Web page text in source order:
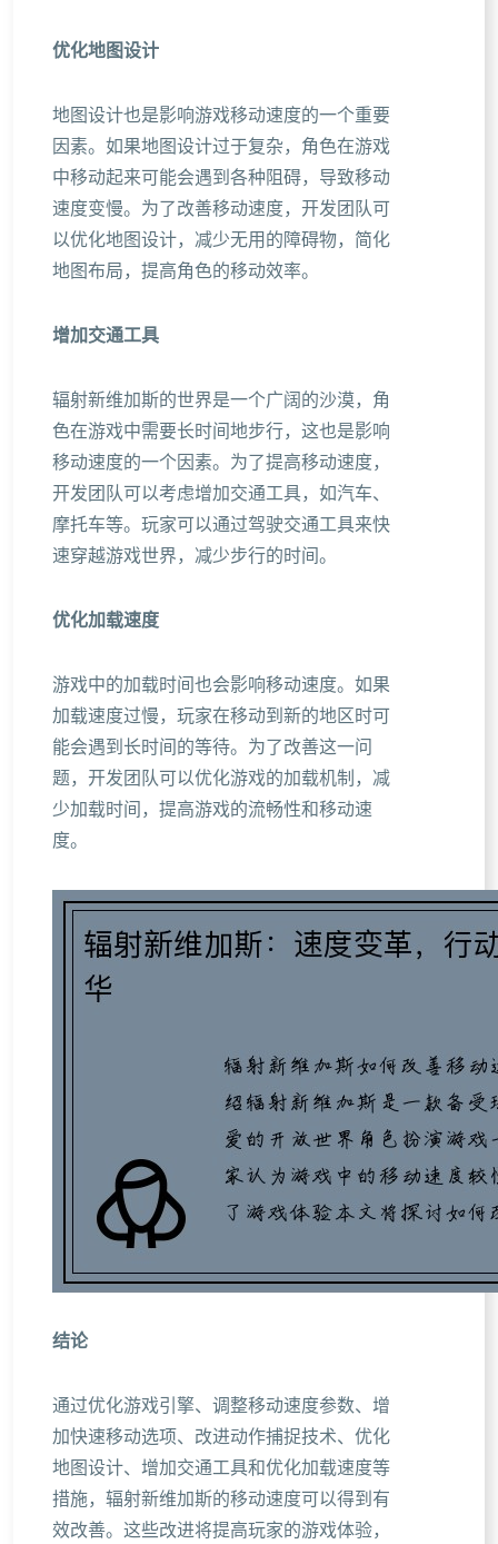
优化地图设计
地图设计也是影响游戏移动速度的一个重要
因素。如果地图设计过于复杂，角色在游戏
中移动起来可能会遇到各种阻碍，导致移动
速度变慢。为了改善移动速度，开发团队可
以优化地图设计，减少无用的障碍物，简化
地图布局，提高角色的移动效率。
增加交通工具
辐射新维加斯的世界是一个广阔的沙漠，角
色在游戏中需要长时间地步行，这也是影响
移动速度的一个因素。为了提高移动速度，
开发团队可以考虑增加交通工具，如汽车、
摩托车等。玩家可以通过驾驶交通工具来快
速穿越游戏世界，减少步行的时间。
优化加载速度
游戏中的加载时间也会影响移动速度。如果
加载速度过慢，玩家在移动到新的地区时可
能会遇到长时间的等待。为了改善这一问
题，开发团队可以优化游戏的加载机制，减
少加载时间，提高游戏的流畅性和移动速
度。
结论
通过优化游戏引擎、调整移动速度参数、增
加快速移动选项、改进动作捕捉技术、优化
地图设计、增加交通工具和优化加载速度等
措施，辐射新维加斯的移动速度可以得到有
效改善。这些改进将提高玩家的游戏体验，